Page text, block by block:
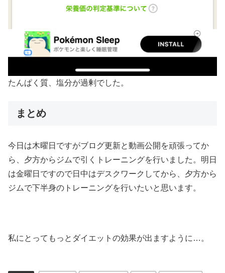
たんぱく質、塩分が過剰でした。
まとめ
今日は木曜日ですがブログ更新と動画公開を頑張ってか
ら、夕方からジムで引くトレーニングを行いました。明日
は金曜日ですので日中はデスクワークしてから、夕方から
ジムで下半身のトレーニングを行いたいと思います。
私にとってもっとダイエットの効果が出ますように…。